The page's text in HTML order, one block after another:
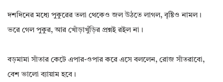
দশদিনের মধ্যে পুকুরের তলা থেকেও জল উঠতে লাগল, বৃষ্টিও নামল।
ভরে গেল পুকুর, আর খোঁড়াখুঁড়ির প্রশ্নই রইল না।
বড়মামা সাঁতার কেটে এপার-ওপার করে এসে বললেন, রোজ সাঁতরাবো,
বেশ ভালো ব্যায়াম হবে।